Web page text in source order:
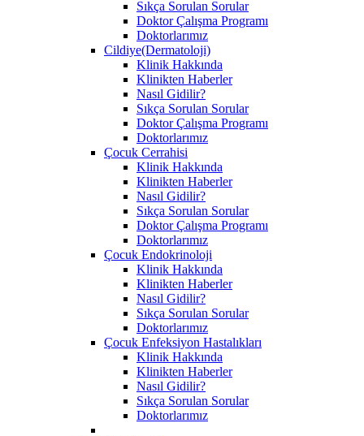
Sıkça Sorulan Sorular
Doktor Çalışma Programı
Doktorlarımız
Cildiye(Dermatoloji)
Klinik Hakkında
Klinikten Haberler
Nasıl Gidilir?
Sıkça Sorulan Sorular
Doktor Çalışma Programı
Doktorlarımız
Çocuk Cerrahisi
Klinik Hakkında
Klinikten Haberler
Nasıl Gidilir?
Sıkça Sorulan Sorular
Doktor Çalışma Programı
Doktorlarımız
Çocuk Endokrinoloji
Klinik Hakkında
Klinikten Haberler
Nasıl Gidilir?
Sıkça Sorulan Sorular
Doktorlarımız
Çocuk Enfeksiyon Hastalıkları
Klinik Hakkında
Klinikten Haberler
Nasıl Gidilir?
Sıkça Sorulan Sorular
Doktorlarımız